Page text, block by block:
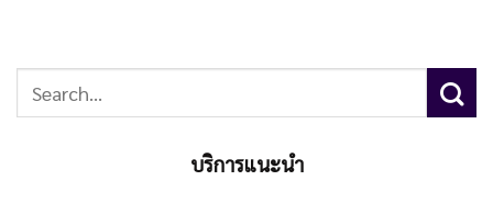
บริการแนะนำ